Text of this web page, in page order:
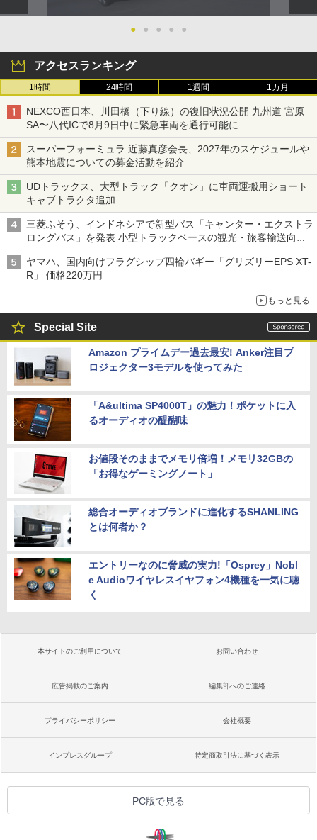
● ● ● ● ●
アクセスランキング
1時間 24時間 1週間 1カ月
NEXCO西日本、川田橋（下り線）の復旧状況公開 九州道 宮原
SA〜八代ICで8月9日中に緊急車両を通行可能に
スーパーフォーミュラ 近藤真彦会長、2027年のスケジュールや
熊本地震についての募金活動を紹介
UDトラックス、大型トラック「クオン」に車両運搬用ショート
キャブトラクタ追加
三菱ふそう、インドネシアで新型バス「キャンター・エクストラ
ロングバス」を発表 小型トラックベースの観光・旅客輸送向け
バス
ヤマハ、国内向けフラグシップ四輪バギー「グリズリーEPS XT-
R」 価格220万円
もっと見る
Special Site
Amazon プライムデー過去最安! Anker注目プ
ロジェクター3モデルを使ってみた
「A&ultima SP4000T」の魅力！ポケットに入
るオーディオの醍醐味
お値段そのままでメモリ倍増！メモリ32GBの
「お得なゲーミングノート」
総合オーディオブランドに進化するSHANLING
とは何者か？
エントリーなのに脅威の実力!「Osprey」Nobl
e Audioワイヤレスイヤフォン4機種を一気に聴
く
本サイトのご利用について お問い合わせ
広告掲載のご案内 編集部へのご連絡
プライバシーポリシー 会社概要
インプレスグループ 特定商取引法に基づく表示
PC版で見る